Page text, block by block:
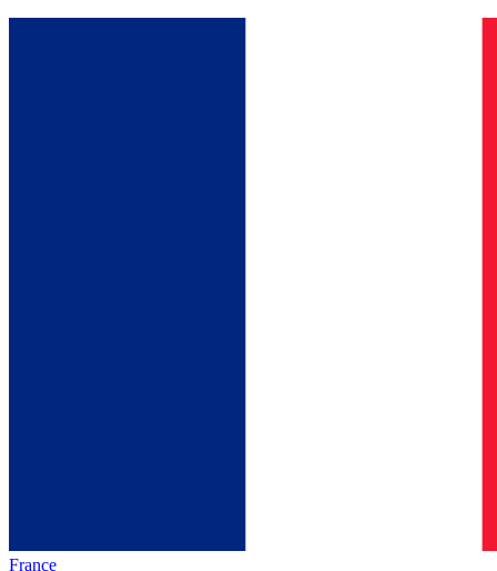
France